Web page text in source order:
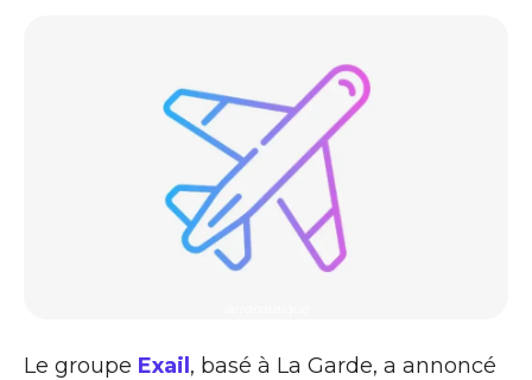
Le groupe Exail , basé à La Garde, a annoncé